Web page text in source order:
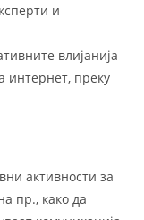
и
влијанија
интернет, преку
активности за
пр., како да